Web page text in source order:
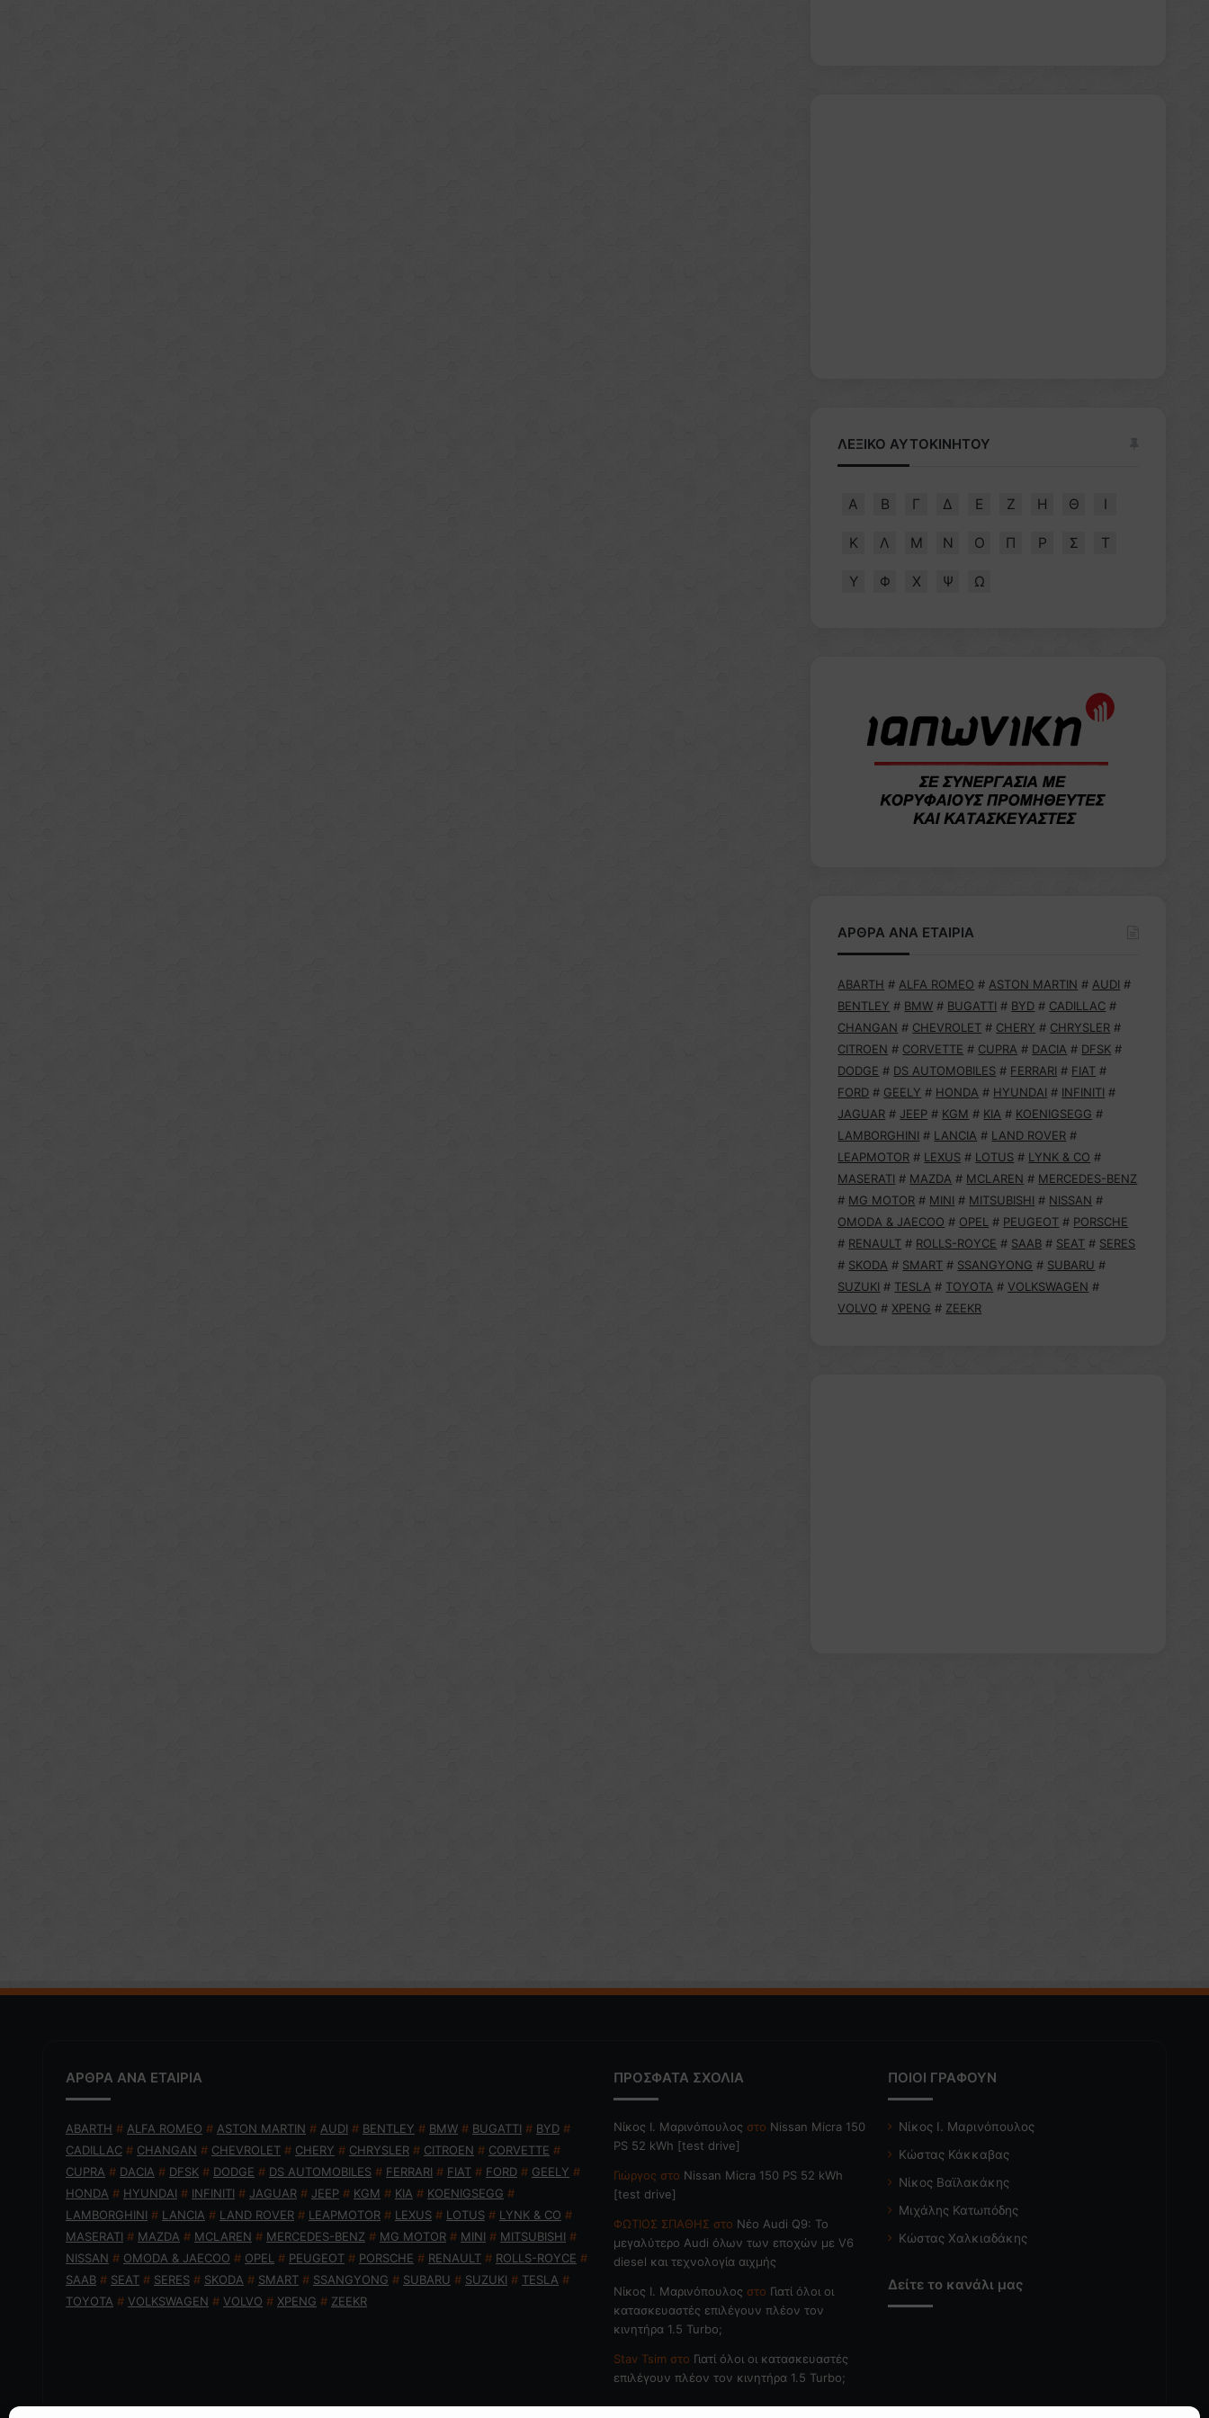
ΛΕΞΙΚΟ ΑΥΤΟΚΙΝΗΤΟΥ
Α Β Γ Δ Ε Ζ Η Θ Ι
Κ Λ Μ Ν Ο Π Ρ Σ Τ
Υ Φ Χ Ψ Ω
ΑΡΘΡΑ ΑΝΑ ΕΤΑΙΡΙΑ
ABARTH # ALFA ROMEO # ASTON MARTIN # AUDI #
BENTLEY # BMW # BUGATTI # BYD # CADILLAC #
CHANGAN # CHEVROLET # CHERY # CHRYSLER #
CITROEN # CORVETTE # CUPRA # DACIA # DFSK #
DODGE # DS AUTOMOBILES # FERRARI # FIAT #
FORD # GEELY # HONDA # HYUNDAI # INFINITI #
JAGUAR # JEEP # KGM # KIA # KOENIGSEGG #
LAMBORGHINI # LANCIA # LAND ROVER #
LEAPMOTOR # LEXUS # LOTUS # LYNK & CO #
MASERATI # MAZDA # MCLAREN # MERCEDES-BENZ
# MG MOTOR # MINI # MITSUBISHI # NISSAN #
OMODA & JAECOO # OPEL # PEUGEOT # PORSCHE
# RENAULT # ROLLS-ROYCE # SAAB # SEAT # SERES
# SKODA # SMART # SSANGYONG # SUBARU #
SUZUKI # TESLA # TOYOTA # VOLKSWAGEN #
VOLVO # XPENG # ZEEKR
ΑΡΘΡΑ ΑΝΑ ΕΤΑΙΡΙΑ
ABARTH # ALFA ROMEO # ASTON MARTIN # AUDI # BENTLEY # BMW # BUGATTI # BYD #
CADILLAC # CHANGAN # CHEVROLET # CHERY # CHRYSLER # CITROEN # CORVETTE #
CUPRA # DACIA # DFSK # DODGE # DS AUTOMOBILES # FERRARI # FIAT # FORD # GEELY #
HONDA # HYUNDAI # INFINITI # JAGUAR # JEEP # KGM # KIA # KOENIGSEGG #
LAMBORGHINI # LANCIA # LAND ROVER # LEAPMOTOR # LEXUS # LOTUS # LYNK & CO #
MASERATI # MAZDA # MCLAREN # MERCEDES-BENZ # MG MOTOR # MINI # MITSUBISHI #
NISSAN # OMODA & JAECOO # OPEL # PEUGEOT # PORSCHE # RENAULT # ROLLS-ROYCE #
SAAB # SEAT # SERES # SKODA # SMART # SSANGYONG # SUBARU # SUZUKI # TESLA #
TOYOTA # VOLKSWAGEN # VOLVO # XPENG # ZEEKR
ΠΡΟΣΦΑΤΑ ΣΧΟΛΙΑ
Nίκος Ι. Mαρινόπουλος στο Nissan Micra 150
PS 52 kWh [test drive]
Γιώργος στο Nissan Micra 150 PS 52 kWh
[test drive]
ΦΩΤΙΟΣ ΣΠΑΘΗΣ στο Νέο Audi Q9: Το
μεγαλύτερο Audi όλων των εποχών με V6
diesel και τεχνολογία αιχμής
Nίκος Ι. Mαρινόπουλος στο Γιατί όλοι οι
κατασκευαστές επιλέγουν πλέον τον
κινητήρα 1.5 Turbo;
Stav Tsim στο Γιατί όλοι οι κατασκευαστές
επιλέγουν πλέον τον κινητήρα 1.5 Turbo;
ΠΟΙΟΙ ΓΡΑΦΟΥΝ
Νίκος Ι. Μαρινόπουλος
Κώστας Κάκκαβας
Νίκος Βαϊλακάκης
Μιχάλης Κατωπόδης
Κώστας Χαλκιαδάκης
Δείτε το κανάλι μας